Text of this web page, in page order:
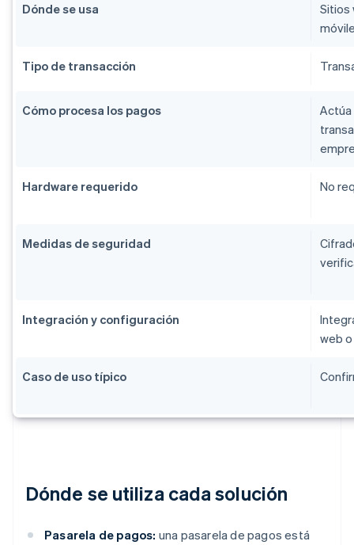
Dónde se usa
Sitios
Tipo de transacción
Cómo procesa los pagos
Hardware requerido No
Medidas de seguridad
Integración y configuración
web
Caso de uso típico
Dónde se utiliza cada solución
Pasarela de pagos: una pasarela de pagos está